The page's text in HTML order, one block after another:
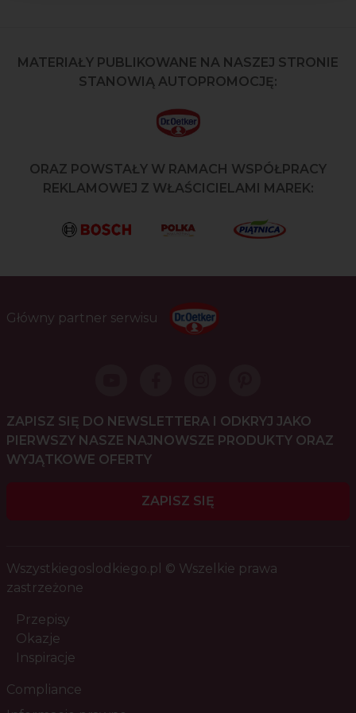
MATERIAŁY PUBLIKOWANE NA NASZEJ STRONIE
STANOWIĄ AUTOPROMOCJĘ:
ORAZ POWSTAŁY W RAMACH WSPÓŁPRACY
REKLAMOWEJ Z WŁAŚCICIELAMI MAREK:
Główny partner serwisu
ZAPISZ SIĘ DO NEWSLETTERA I ODKRYJ JAKO
PIERWSZY NASZE NAJNOWSZE PRODUKTY ORAZ
WYJĄTKOWE OFERTY
ZAPISZ SIĘ
Wszystkiegoslodkiego.pl © Wszelkie prawa
zastrzeżone
Przepisy
Okazje
Inspiracje
Compliance